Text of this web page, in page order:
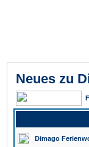
Neues zu
Dimago